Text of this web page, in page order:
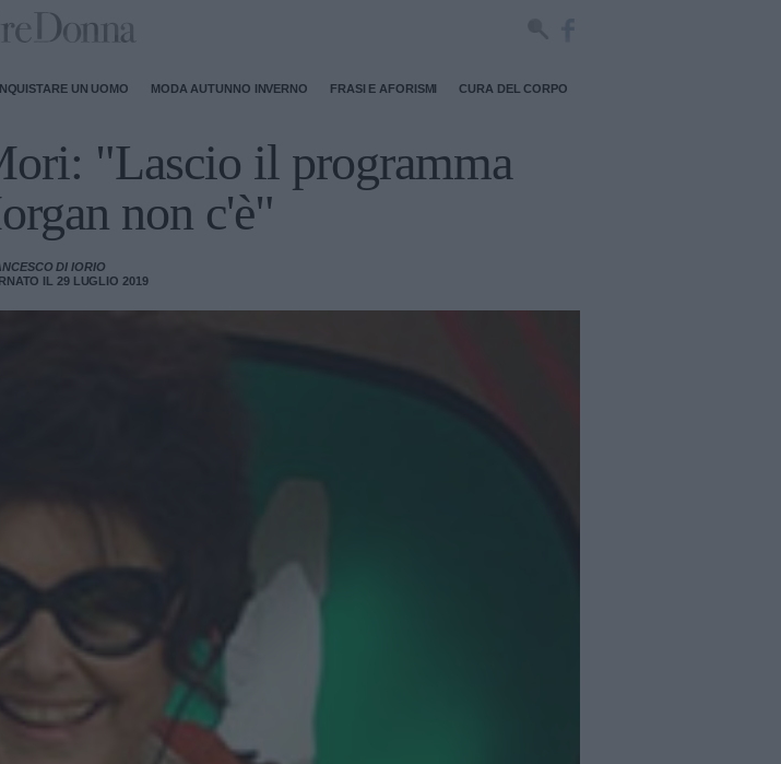
UN UOMO MODA AUTUNNO INVERNO FRASI E AFORISMI CURA DEL CORPO
"Lascio il programma
non c'è"
DI IORIO
IL 29 LUGLIO 2019